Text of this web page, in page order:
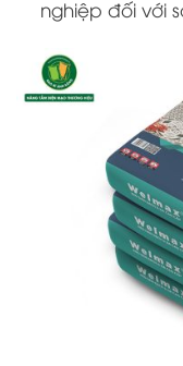
nghiệp đối với